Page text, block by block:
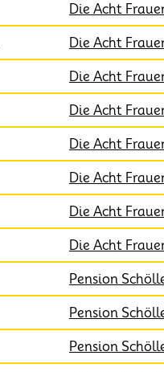
Die Acht
Die Acht
Die Acht
Die Acht
Die Acht
Die Acht
Die Acht
Die Acht
Pension
Pension
Pension